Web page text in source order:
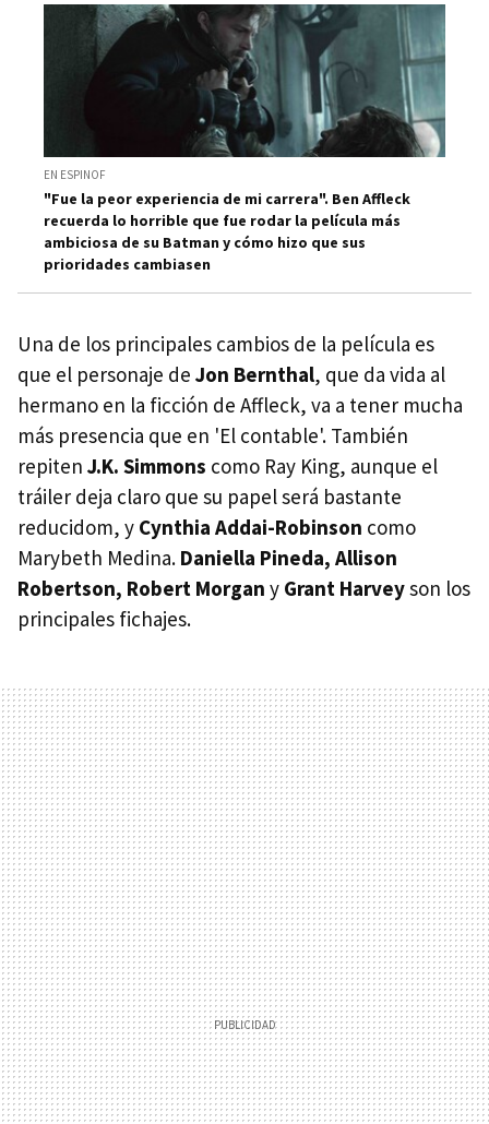
EN ESPINOF
"Fue la peor experiencia de mi carrera". Ben Affleck
recuerda lo horrible que fue rodar la película más
ambiciosa de su Batman y cómo hizo que sus
prioridades cambiasen
Una de los principales cambios de la película es
que el personaje de Jon Bernthal, que da vida al
hermano en la ficción de Affleck, va a tener mucha
más presencia que en 'El contable'. También
repiten J.K. Simmons como Ray King, aunque el
tráiler deja claro que su papel será bastante
reducidom, y Cynthia Addai-Robinson como
Marybeth Medina. Daniella Pineda, Allison
Robertson, Robert Morgan y Grant Harveyson los
principales fichajes.